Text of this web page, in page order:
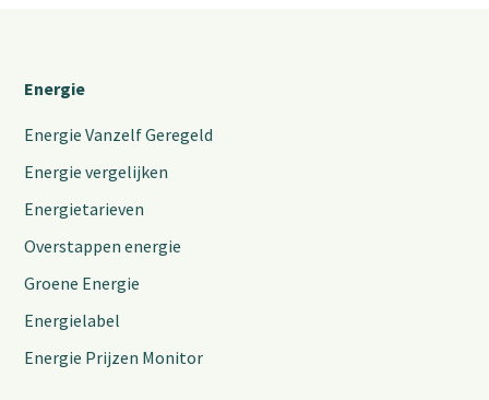
Energie
Energie Vanzelf Geregeld
Energie vergelijken
Energietarieven
Overstappen energie
Groene Energie
Energielabel
Energie Prijzen Monitor